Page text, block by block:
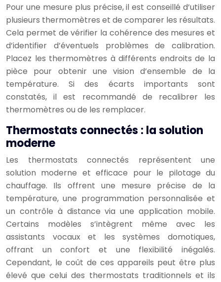
Pour une mesure plus précise, il est conseillé d’utiliser
plusieurs thermomètres et de comparer les résultats.
Cela permet de vérifier la cohérence des mesures et
d’identifier d’éventuels problèmes de calibration.
Placez les thermomètres à différents endroits de la
pièce pour obtenir une vision d’ensemble de la
température. Si des écarts importants sont
constatés, il est recommandé de recalibrer les
thermomètres ou de les remplacer.
Thermostats connectés : la solution
moderne
Les thermostats connectés représentent une
solution moderne et efficace pour le pilotage du
chauffage. Ils offrent une mesure précise de la
température, une programmation personnalisée et
un contrôle à distance via une application mobile.
Certains modèles s’intègrent même avec les
assistants vocaux et les systèmes domotiques,
offrant un confort et une flexibilité inégalés.
Cependant, le coût de ces appareils peut être plus
élevé que celui des thermostats traditionnels et ils